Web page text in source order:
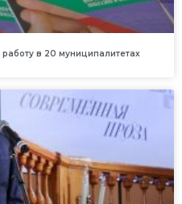
в 20 муниципалитетах